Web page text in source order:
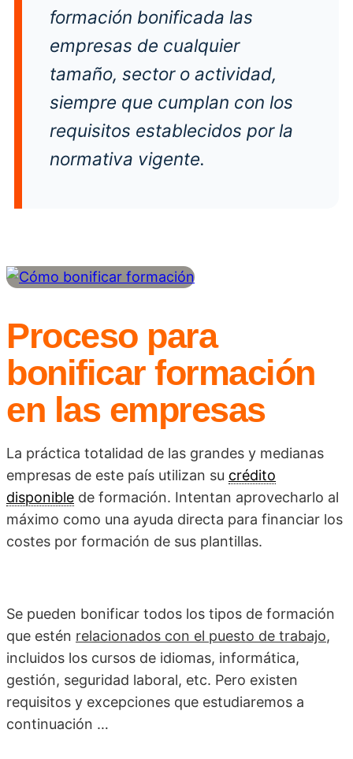
formación bonificada las
empresas de cualquier
tamaño, sector o actividad,
siempre que cumplan con los
requisitos establecidos por la
normativa vigente.
Proceso para
bonificar formación
en las empresas
La práctica totalidad de las grandes y medianas
empresas de este país utilizan su crédito
disponible de formación. Intentan aprovecharlo al
máximo como una ayuda directa para financiar los
costes por formación de sus plantillas.
Se pueden bonificar todos los tipos de formación
que estén relacionados con el puesto de trabajo,
incluidos los cursos de idiomas, informática,
gestión, seguridad laboral, etc. Pero existen
requisitos y excepciones que estudiaremos a
continuación …